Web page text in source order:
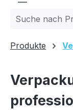
Produkte